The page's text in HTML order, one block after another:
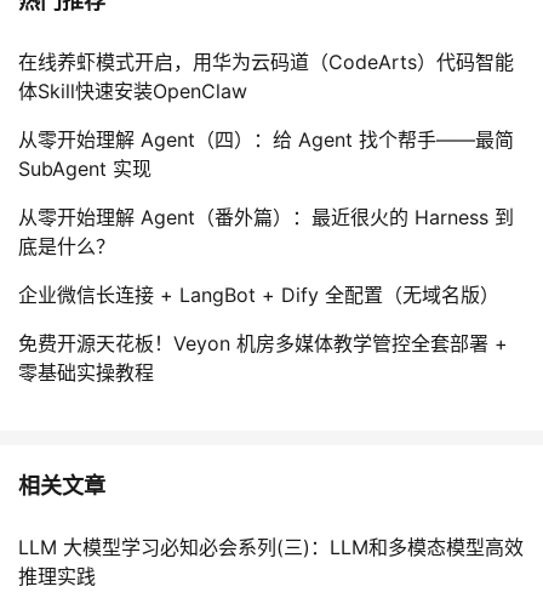
在线养虾模式开启，用华为云码道（CodeArts）代码智能
体Skill快速安装OpenClaw
从零开始理解 Agent（四）：给 Agent 找个帮手——最简
SubAgent 实现
从零开始理解 Agent（番外篇）：最近很火的 Harness 到
底是什么？
企业微信长连接 + LangBot + Dify 全配置（无域名版）
免费开源天花板！Veyon 机房多媒体教学管控全套部署 +
零基础实操教程
相关文章
LLM 大模型学习必知必会系列(三)：LLM和多模态模型高效
推理实践